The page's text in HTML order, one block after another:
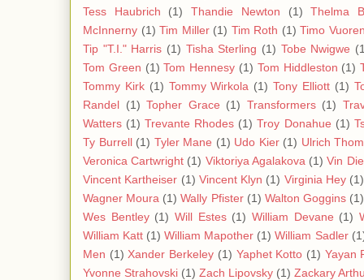
Tess Haubrich
(1) Thandie Newton (1)
Thelma
McInnerny (1) Tim Miller (1) Tim Roth (1) Timo
Tip "T.I." Harris (1) Tisha Sterling (1) Tobe Nwigwe
Tom Green (1) Tom Hennesy (1) Tom Hiddleston (1)
Tommy Kirk (1) Tommy Wirkola (1) Tony Elliott (1)
Randel
(1) Topher Grace (1) Transformers (1)
Watters (1) Trevante Rhodes (1) Troy Donahue (1)
Ty Burrell
(1) Tyler Mane (1) Udo Kier (1) Ulrich
Veronica Cartwright (1) Viktoriya Agalakova (1) Vin
Vincent Kartheiser (1) Vincent Klyn (1) Virginia Hey (1)
Wagner Moura (1) Wally Pfister (1) Walton Goggins (1)
Wes Bentley (1) Will Estes (1) William Devane (1)
William Katt (1) William Mapother (1) William Sadler
Men (1) Xander Berkeley (1) Yaphet Kotto (1) Yayan
Yvonne Strahovski (1) Zach Lipovsky (1) Zackary